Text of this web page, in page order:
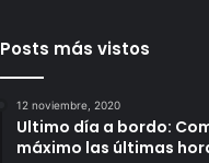
Posts más vistos
12 noviembre, 2020
Ultimo día a bordo:
máximo las últimas